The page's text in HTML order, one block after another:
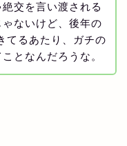
交を言い渡される
ないけど、後年の
てるあたり、ガチの
となんだろうな。